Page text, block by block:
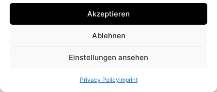
Akzeptieren
Ablehnen
Einstellungen ansehen
Privacy PolicyImprint
Read | Download PDF
Imprint